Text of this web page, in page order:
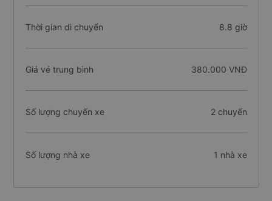
Thời gian di chuyển 8.8 giờ
Giá vé trung bình 380.000 VNĐ
Số lượng chuyến xe 2 chuyến
Số lượng nhà xe 1 nhà xe